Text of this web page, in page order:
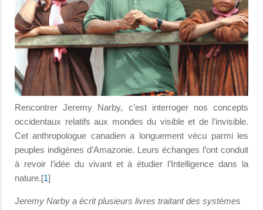
Rencontrer Jeremy Narby, c’est interroger nos concepts
occidentaux relatifs aux mondes du visible et de l’invisible.
Cet anthropologue canadien a longuement vécu parmi les
peuples indigènes d’Amazonie. Leurs échanges l’ont conduit
à revoir l’idée du vivant et à étudier l’Intelligence dans la
nature.[1]
Jeremy Narby a écrit plusieurs livres traitant des systèmes